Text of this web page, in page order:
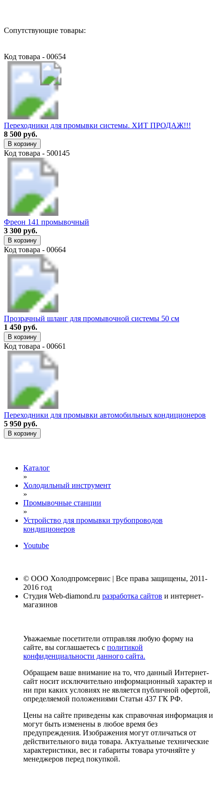
Сопутствующие товары:
Код товара - 00654
Переходники для промывки системы. ХИТ ПРОДАЖ!!!
8 500 руб.
В корзину
Код товара - 500145
Фреон 141 промывочный
3 300 руб.
В корзину
Код товара - 00664
Прозрачный шланг для промывочной системы 50 см
1 450 руб.
В корзину
Код товара - 00661
Переходники для промывки автомобильных кондиционеров
5 950 руб.
В корзину
Каталог
»
Холодильный инструмент
»
Промывочные станции
»
Устройство для промывки трубопроводов
кондиционеров
Youtube
© ООО Холодпромсервис | Все права защищены, 2011-
2016 год
Студия Web-diamond.ru разработка сайтов и интернет-
магазинов
Уважаемые посетители отправляя любую форму на
сайте, вы соглашаетесь с политикой
конфиденциальности данного сайта.
Обращаем ваше внимание на то, что данный Интернет-
сайт носит исключительно информационный характер и
ни при каких условиях не является публичной офертой,
определяемой положениями Статьи 437 ГК РФ.
Цены на сайте приведены как справочная информация и
могут быть изменены в любое время без
предупреждения. Изображения могут отличаться от
действительного вида товара. Актуальные технические
характеристики, вес и габариты товара уточняйте у
менеджеров перед покупкой.